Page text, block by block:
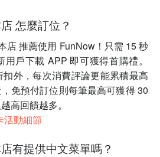
怎麼訂位？
店 推薦使用 FunNow！只需 15 秒
戶下載 APP 即可獲得首購禮。
外，每次消費評論更能累積最高
免預付訂位則每筆最高可獲得 30
高回饋越多。
活動細節
有提供中文菜單嗎？